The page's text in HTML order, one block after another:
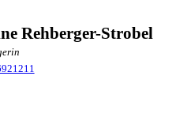
Rehberger-Strobel